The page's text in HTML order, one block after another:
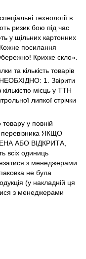
технології в
ризик бою під час
у щільних картонних
посилання
Крихке скло».
та кількість товарів
1. Звірити
кількістю місць у ТТН
липкої стрічки
у повній
перевізника ЯКЩО
АБО ВІДКРИТА,
всіх одиниць
з менеджерами
не була
(у накладній ця
з менеджерами